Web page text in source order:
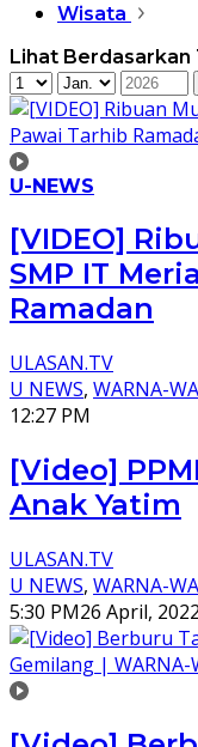
Wisata
Lihat Berdasarkan
U-NEWS
[VIDEO]
SMP IT
Ramadan
ULASAN.TV
U NEWS, WARNA-
12:27 PM
[Video]
Anak Yatim
ULASAN.TV
U NEWS, WARNA-
5:30 PM26 April,